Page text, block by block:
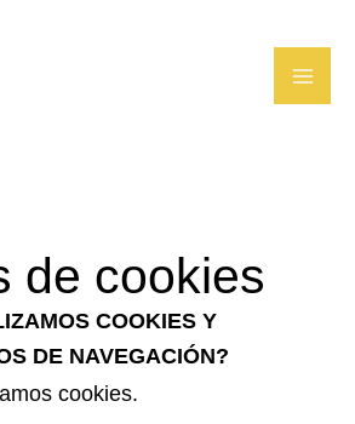
de cookies
COOKIES Y
DE NAVEGACIÓN?
cookies.